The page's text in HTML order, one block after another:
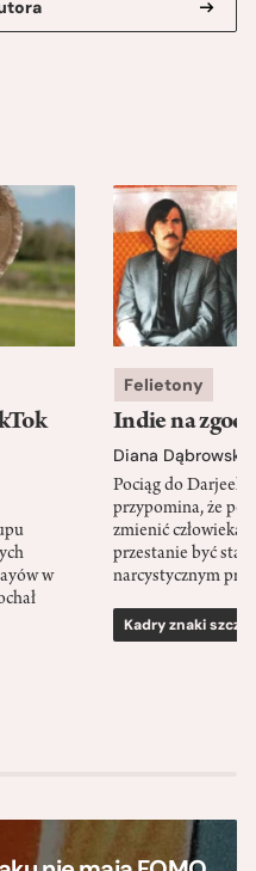
w
Felietony
Indie na
Diana Dąbrowska
Pociąg do
przypomina, że
zmienić człowieka
przestanie być
narcystycznym
Kadry znaki